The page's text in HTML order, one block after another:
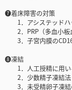
❼着床障害の対策
1．アシステッドハ
2．PRP（多血小板
3．子宮内膜の
❽凍結
1．人工授精に用い
2．少数精子凍結法
3．未受精卵子凍結